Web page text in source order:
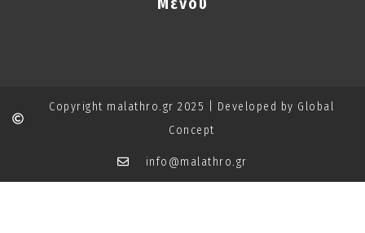
Copyright malathro.gr 2025 | Developed by Global
Concept
info@malathro.gr